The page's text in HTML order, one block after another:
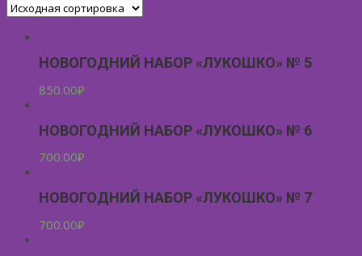
НОВОГОДНИЙ НАБОР «ЛУКОШКО» № 5
850.00₽
НОВОГОДНИЙ НАБОР «ЛУКОШКО» № 6
700.00₽
НОВОГОДНИЙ НАБОР «ЛУКОШКО» № 7
700.00₽